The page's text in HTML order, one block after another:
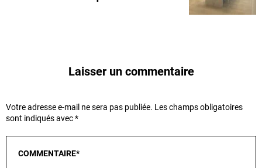
Laisser un commentaire
Votre adresse e-mail ne sera pas publiée. Les champs obligatoires
sont indiqués avec*